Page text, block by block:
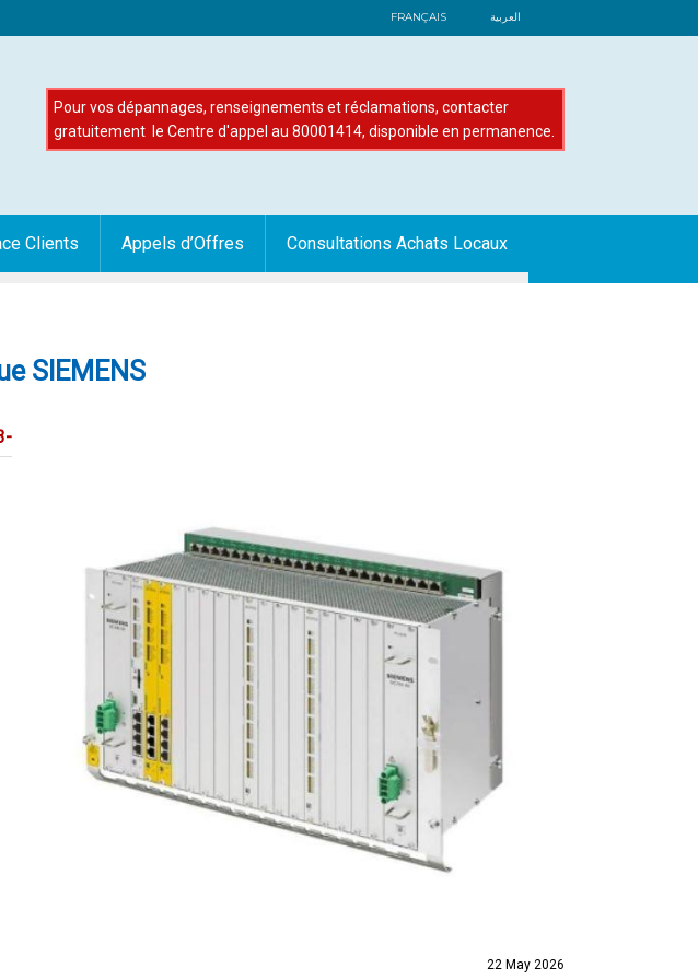
FRANÇAIS العربية
Pour vos dépannages, renseignements et réclamations, contacter
gratuitement le Centre d'appel au 80001414, disponible en permanence.
Clients Appels d’Offres Consultations Achats Locaux
SIEMENS
22 May 2026